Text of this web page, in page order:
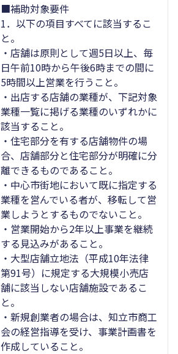
■補助対象要件
1．以下の項目すべてに該当するこ
と。
・店舗は原則として週5日以上、毎
日午前10時から午後6時までの間に
5時間以上営業を行うこと。
・出店する店舗の業種が、下記対象
業種一覧に掲げる業種のいずれかに
該当すること。
・住宅部分を有する店舗物件の場
合、店舗部分と住宅部分が明確に分
離できるものであること。
・中心市街地において既に指定する
業種を営んでいる者が、移転して営
業しようとするものでないこと。
・営業開始から2年以上事業を継続
する見込みがあること。
・大型店舗立地法（平成10年法律
第91号）に規定する大規模小売店
舗に該当しない店舗施設であるこ
と。
・新規創業者の場合は、知立市商工
会の経営指導を受け、事業計画書を
作成していること。